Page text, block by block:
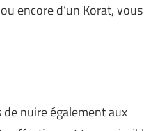
encore d’un Korat, vous
nuire également aux